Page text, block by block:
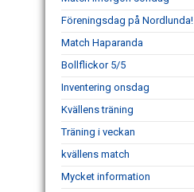
Föreningsdag på Nordlunda!
Match Haparanda
Bollflickor 5/5
Inventering onsdag
Kvällens träning
Träning i veckan
kvällens match
Mycket information